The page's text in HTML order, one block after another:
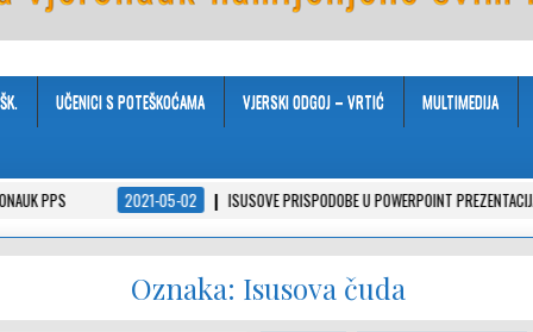
UČENICI S POTEŠKOĆAMA VJERSKI ODGOJ – VRTIĆ MULTIMEDIJA
2021-05-02 ISUSOVE PRISPODOBE U POWERPOINT PREZENTACIJAMA 2021-
Oznaka: Isusova čuda